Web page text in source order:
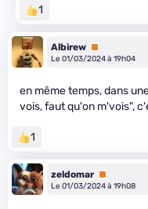
1
Albirew Premium
Le 01/03/2024 à 19h04
en même temps, dans
vois, faut qu'on m'vois",
1
zeldomar Premium
Le 01/03/2024 à 19h08